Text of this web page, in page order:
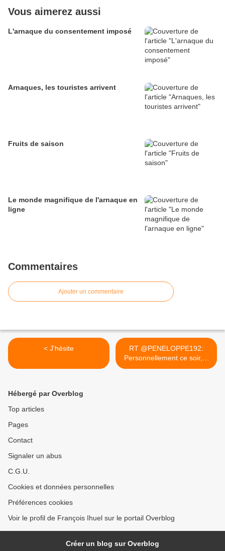
Vous aimerez aussi
L'arnaque du consentement imposé
Arnaques, les touristes arrivent
Fruits de saison
Le monde magnifique de l'arnaque en
ligne
Commentaires
Ajouter un commentaire
< J'hésite
RT @PENELOPPE192:
Personnellement ce soir,...
>
Hébergé par Overblog
Top articles
Pages
Contact
Signaler un abus
C.G.U.
Cookies et données personnelles
Préférences cookies
Voir le profil de François Ihuel sur le portail Overblog
Créer un blog sur Overblog